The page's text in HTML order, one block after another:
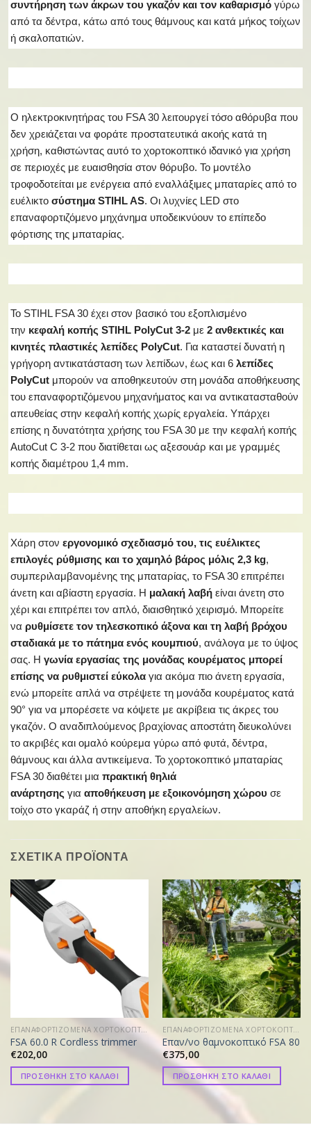
συντήρηση των άκρων του γκαζόν και τον καθαρισμό γύρω
από τα δέντρα, κάτω από τους θάμνους και κατά μήκος τοίχων
ή σκαλοπατιών.
Ο ηλεκτροκινητήρας του FSA 30 λειτουργεί τόσο αθόρυβα που
δεν χρειάζεται να φοράτε προστατευτικά ακοής κατά τη
χρήση, καθιστώντας αυτό το χορτοκοπτικό ιδανικό για χρήση
σε περιοχές με ευαισθησία στον θόρυβο. Το μοντέλο
τροφοδοτείται με ενέργεια από εναλλάξιμες μπαταρίες από το
ευέλικτο σύστημα STIHL AS. Οι λυχνίες LED στο
επαναφορτιζόμενο μηχάνημα υποδεικνύουν το επίπεδο
φόρτισης της μπαταρίας.
Το STIHL FSA 30 έχει στον βασικό του εξοπλισμένο
την κεφαλή κοπής STIHL PolyCut 3-2 με 2 ανθεκτικές και
κινητές πλαστικές λεπίδες PolyCut. Για καταστεί δυνατή η
γρήγορη αντικατάσταση των λεπίδων, έως και 6 λεπίδες
PolyCut μπορούν να αποθηκευτούν στη μονάδα αποθήκευσης
του επαναφορτιζόμενου μηχανήματος και να αντικατασταθούν
απευθείας στην κεφαλή κοπής χωρίς εργαλεία. Υπάρχει
επίσης η δυνατότητα χρήσης του FSA 30 με την κεφαλή κοπής
AutoCut C 3-2 που διατίθεται ως αξεσουάρ και με γραμμές
κοπής διαμέτρου 1,4 mm.
Χάρη στον εργονομικό σχεδιασμό του, τις ευέλικτες
επιλογές ρύθμισης και το χαμηλό βάρος μόλις 2,3 kg,
συμπεριλαμβανομένης της μπαταρίας, το FSA 30 επιτρέπει
άνετη και αβίαστη εργασία. Η μαλακή λαβή είναι άνετη στο
χέρι και επιτρέπει τον απλό, διαισθητικό χειρισμό. Μπορείτε
να ρυθμίσετε τον τηλεσκοπικό άξονα και τη λαβή βρόχου
σταδιακά με το πάτημα ενός κουμπιού, ανάλογα με το ύψος
σας. Η γωνία εργασίας της μονάδας κουρέματος μπορεί
επίσης να ρυθμιστεί εύκολα για ακόμα πιο άνετη εργασία,
ενώ μπορείτε απλά να στρέψετε τη μονάδα κουρέματος κατά
90° για να μπορέσετε να κόψετε με ακρίβεια τις άκρες του
γκαζόν. Ο αναδιπλούμενος βραχίονας αποστάτη διευκολύνει
το ακριβές και ομαλό κούρεμα γύρω από φυτά, δέντρα,
θάμνους και άλλα αντικείμενα. Το χορτοκοπτικό μπαταρίας
FSA 30 διαθέτει μια πρακτική θηλιά
ανάρτησης για αποθήκευση με εξοικονόμηση χώρου σε
τοίχο στο γκαράζ ή στην αποθήκη εργαλείων.
ΣΧΕΤΙΚΑ ΠΡΟΪΟΝΤΑ
FSA 60.0 R Cordless trimmer
€202,00
ΠΡΟΣΘΗΚΗ ΣΤΟ ΚΑΛΑΘΙ
Επαν/νο θαμνοκοπτικό FSA 80
€375,00
ΠΡΟΣΘΗΚΗ ΣΤΟ ΚΑΛΑΘΙ